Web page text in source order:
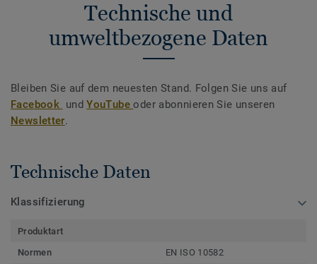
Technische und
umweltbezogene Daten
Bleiben Sie auf dem neuesten Stand. Folgen Sie uns auf
Facebook undYouTubeoder abonnieren Sie unseren
Newsletter.
Technische Daten
Klassifizierung
Produktart
Normen
EN ISO 10582